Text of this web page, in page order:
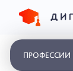
ПРОФЕССИИ